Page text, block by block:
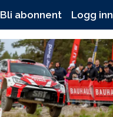
Bli abonnent Logg inn